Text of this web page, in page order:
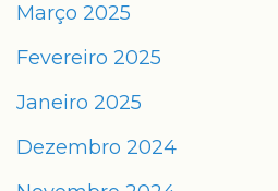
Março 2025
Fevereiro 2025
Janeiro 2025
Dezembro 2024